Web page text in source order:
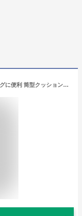
＼土日10%クーポン／MOGU ポジショニングに便利 筒型クッション | 抱き枕 ビーズクッション 可愛い 抱きまくら クッション 快眠グッズ 癒しグッズ マクラ おしゃれ だきまくら ビーズ モグ ピロー ギフト ビーズ枕 パウダービーズ 横向き 横寝 プレゼント 敬老の日